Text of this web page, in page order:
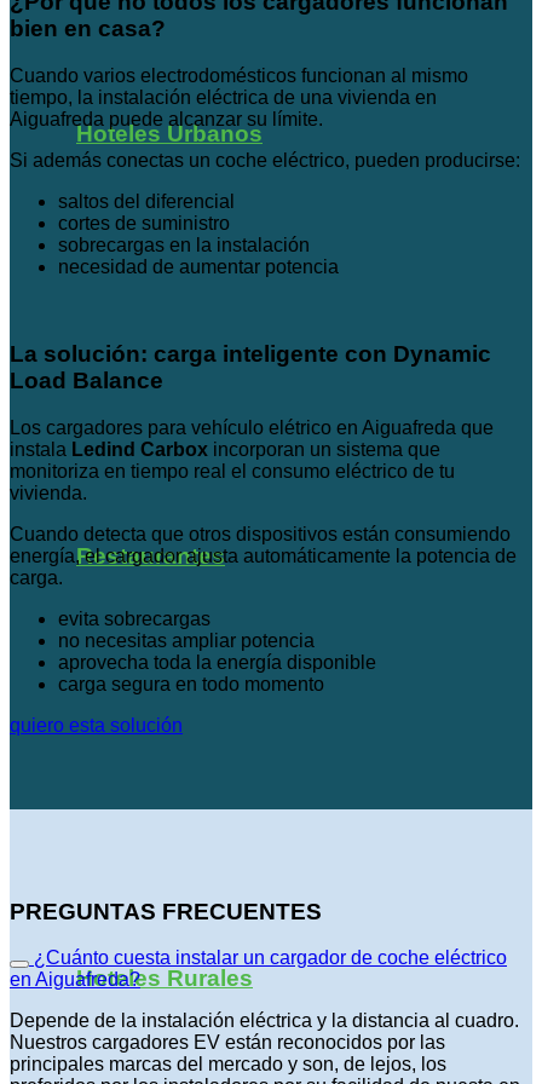
Hoteles Urbanos
Restaurantes
Hoteles Rurales
bien en casa?
Cuando varios electrodomésticos funcionan al mismo
tiempo, la instalación eléctrica de una vivienda en
Aiguafreda puede alcanzar su límite.
Si además conectas un coche eléctrico, pueden producirse:
saltos del diferencial
cortes de suministro
sobrecargas en la instalación
necesidad de aumentar potencia
La solución: carga inteligente con Dynamic
Load Balance
Los cargadores para vehículo elétrico en Aiguafreda que
instala Ledind Carbox incorporan un sistema que
monitoriza en tiempo real el consumo eléctrico de tu
vivienda.
Cuando detecta que otros dispositivos están consumiendo
energía, el cargador ajusta automáticamente la potencia de
carga.
evita sobrecargas
no necesitas ampliar potencia
aprovecha toda la energía disponible
carga segura en todo momento
quiero esta solución
PREGUNTAS FRECUENTES
¿Cuánto cuesta instalar un cargador de coche eléctrico
en Aiguafreda?
Depende de la instalación eléctrica y la distancia al cuadro.
Nuestros cargadores EV están reconocidos por las
principales marcas del mercado y son, de lejos, los